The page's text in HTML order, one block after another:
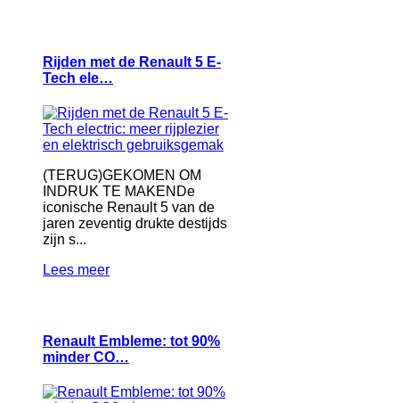
Rijden met de Renault 5 E-
Tech ele…
(TERUG)GEKOMEN OM
INDRUK TE MAKENDe
iconische Renault 5 van de
jaren zeventig drukte destijds
zijn s...
Lees meer
Renault Embleme: tot 90%
minder CO…